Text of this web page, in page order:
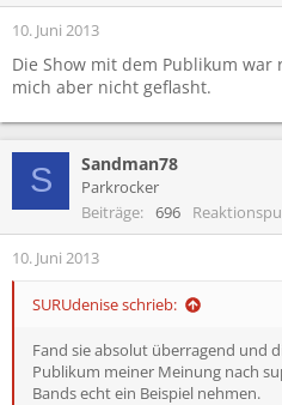
10. Juni 2013
Die Show mit dem Publikum
mich aber nicht geflasht.
S Sandman78
Parkrocker
Beiträge
696
10. Juni 2013
SURUdenise schrieb:
Fand sie absolut überragend und
Publikum meiner Meinung nach
Bands echt ein Beispiel nehmen.